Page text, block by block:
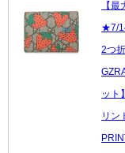
【
★7/
2つ
ット
リン